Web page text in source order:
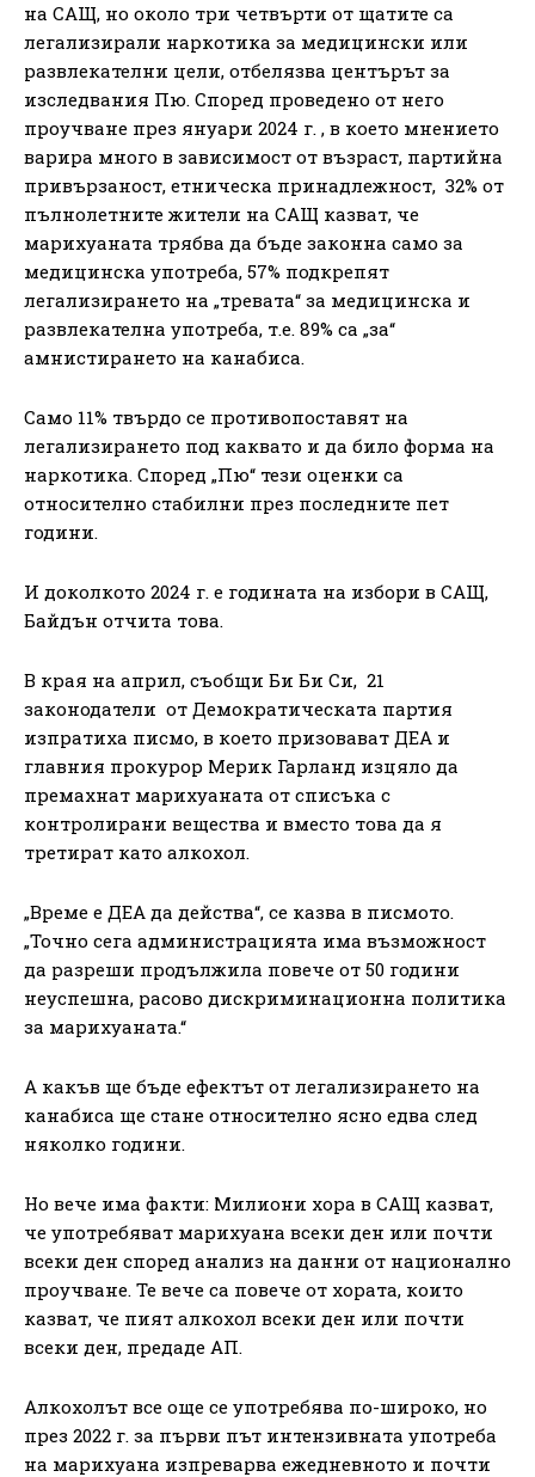
на САЩ, но около три четвърти от щатите са
легализирали наркотика за медицински или
развлекателни цели, отбелязва центърът за
изследвания Пю. Според проведено от него
проучване през януари 2024 г. , в което мнението
варира много в зависимост от възраст, партийна
привързаност, етническа принадлежност, 32% от
пълнолетните жители на САЩ казват, че
марихуаната трябва да бъде законна само за
медицинска употреба, 57% подкрепят
легализирането на „тревата“ за медицинска и
развлекателна употреба, т.е. 89% са „за“
амнистирането на канабиса.
Само 11% твърдо се противопоставят на
легализирането под каквато и да било форма на
наркотика. Според „Пю“ тези оценки са
относително стабилни през последните пет
години.
И доколкото 2024 г. е годината на избори в САЩ,
Байдън отчита това.
В края на април, съобщи Би Би Си, 21
законодатели от Демократическата партия
изпратиха писмо, в което призовават ДЕА и
главния прокурор Мерик Гарланд изцяло да
премахнат марихуаната от списъка с
контролирани вещества и вместо това да я
третират като алкохол.
„Време е ДЕА да действа“, се казва в писмото.
„Точно сега администрацията има възможност
да разреши продължила повече от 50 години
неуспешна, расово дискриминационна политика
за марихуаната.“
А какъв ще бъде ефектът от легализирането на
канабиса ще стане относително ясно едва след
няколко години.
Но вече има факти: Милиони хора в САЩ казват,
че употребяват марихуана всеки ден или почти
всеки ден според анализ на данни от национално
проучване. Те вече са повече от хората, които
казват, че пият алкохол всеки ден или почти
всеки ден, предаде АП.
Алкохолът все още се употребява по-широко, но
през 2022 г. за първи път интензивната употреба
на марихуана изпреварва ежедневното и почти